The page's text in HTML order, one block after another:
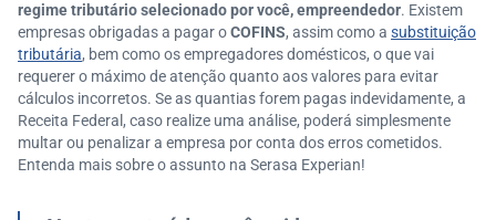
regime tributário selecionado por você, empreendedor. Existem
empresas obrigadas a pagar oCOFINS, assim como a substituição
tributária, bem como os empregadores domésticos, o que vai
requerer o máximo de atenção quanto aos valores para evitar
cálculos incorretos. Se as quantias forem pagas indevidamente, a
Receita Federal, caso realize uma análise, poderá simplesmente
multar ou penalizar a empresa por conta dos erros cometidos.
Entenda mais sobre o assunto na Serasa Experian!